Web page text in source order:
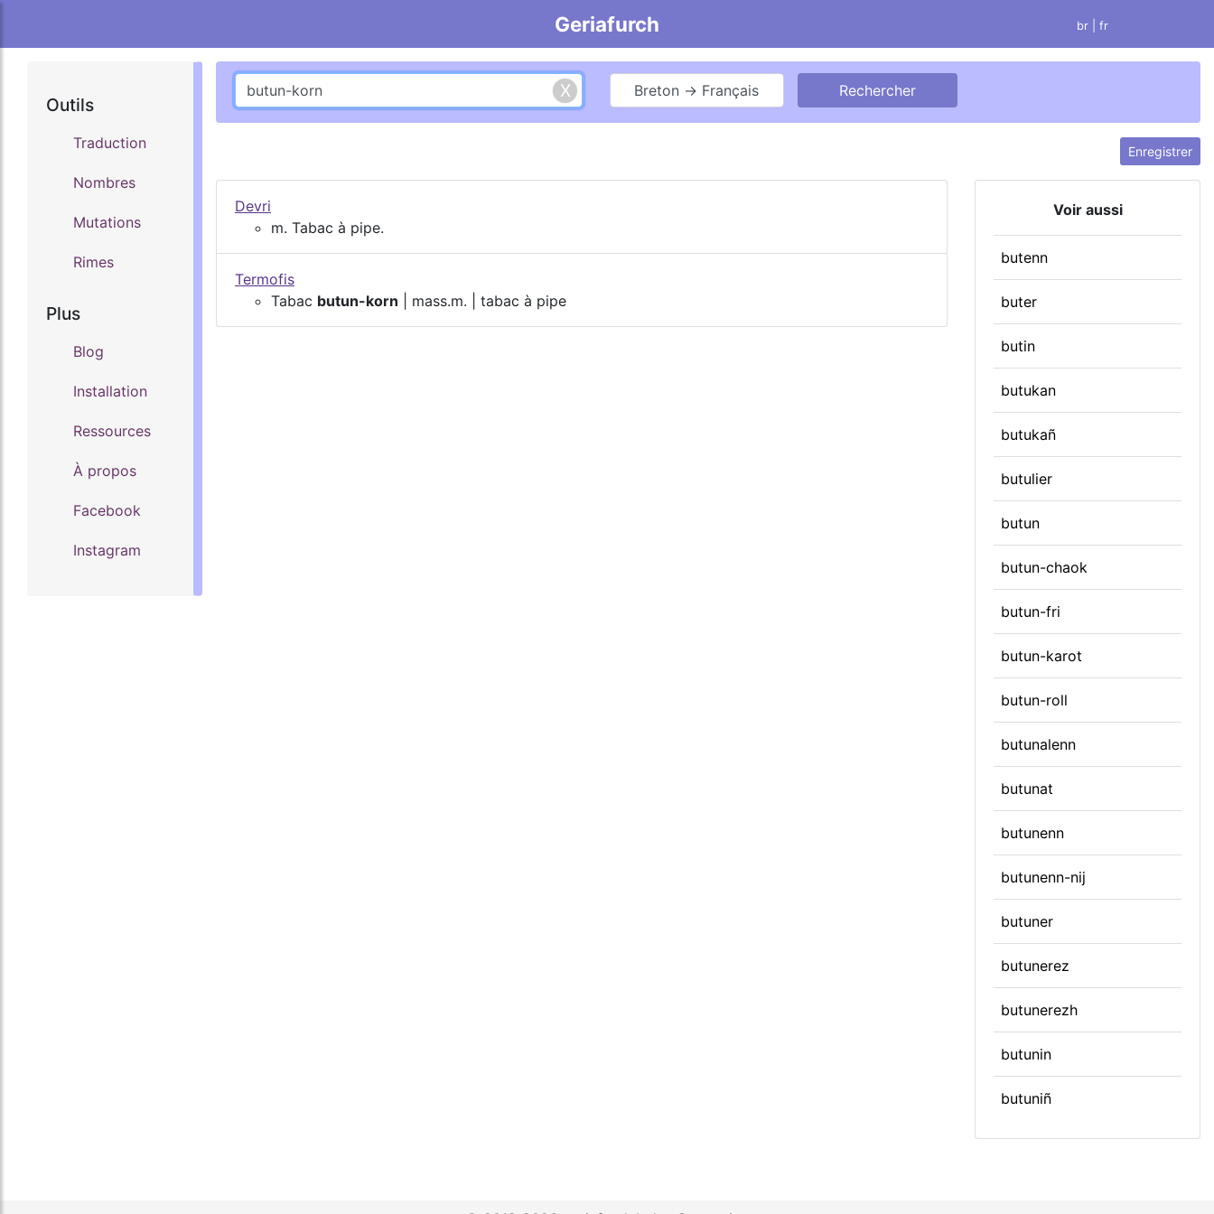
Geriafurch br | fr
Outils
Traduction
Nombres
Mutations
Rimes
Plus
Blog
Installation
Ressources
À propos
Facebook
Instagram
Breton → Français
Enregistrer
Devri
m. Tabac à pipe.
Termofis
Tabac butun-korn | mass.m. | tabac à pipe
Voir aussi
butenn
buter
butin
butukan
butukañ
butulier
butun
butun-chaok
butun-fri
butun-karot
butun-roll
butunalenn
butunat
butunenn
butunenn-nij
butuner
butunerez
butunerezh
butunin
butuniñ